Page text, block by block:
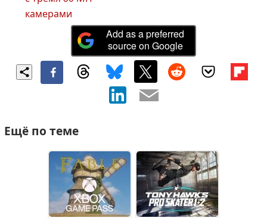
камерами
Add as a preferred
source on Google
Ещё по теме